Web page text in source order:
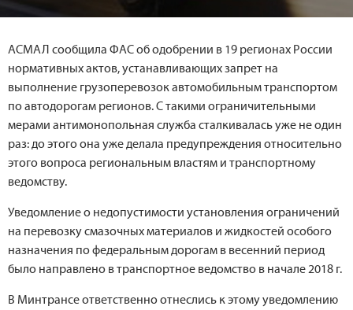
АСМАЛ сообщила ФАС об одобрении в 19 регионах России
нормативных актов, устанавливающих запрет на
выполнение грузоперевозок автомобильным транспортом
по автодорогам регионов. С такими ограничительными
мерами антимонопольная служба сталкивалась уже не один
раз: до этого она уже делала предупреждения относительно
этого вопроса региональным властям и транспортному
ведомству.
Уведомление о недопустимости установления ограничений
на перевозку смазочных материалов и жидкостей особого
назначения по федеральным дорогам в весенний период
было направлено в транспортное ведомство в начале 2018 г.
В Минтрансе ответственно отнеслись к этому уведомлению